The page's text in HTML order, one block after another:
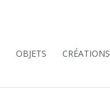
OBJETS CRÉATIONS